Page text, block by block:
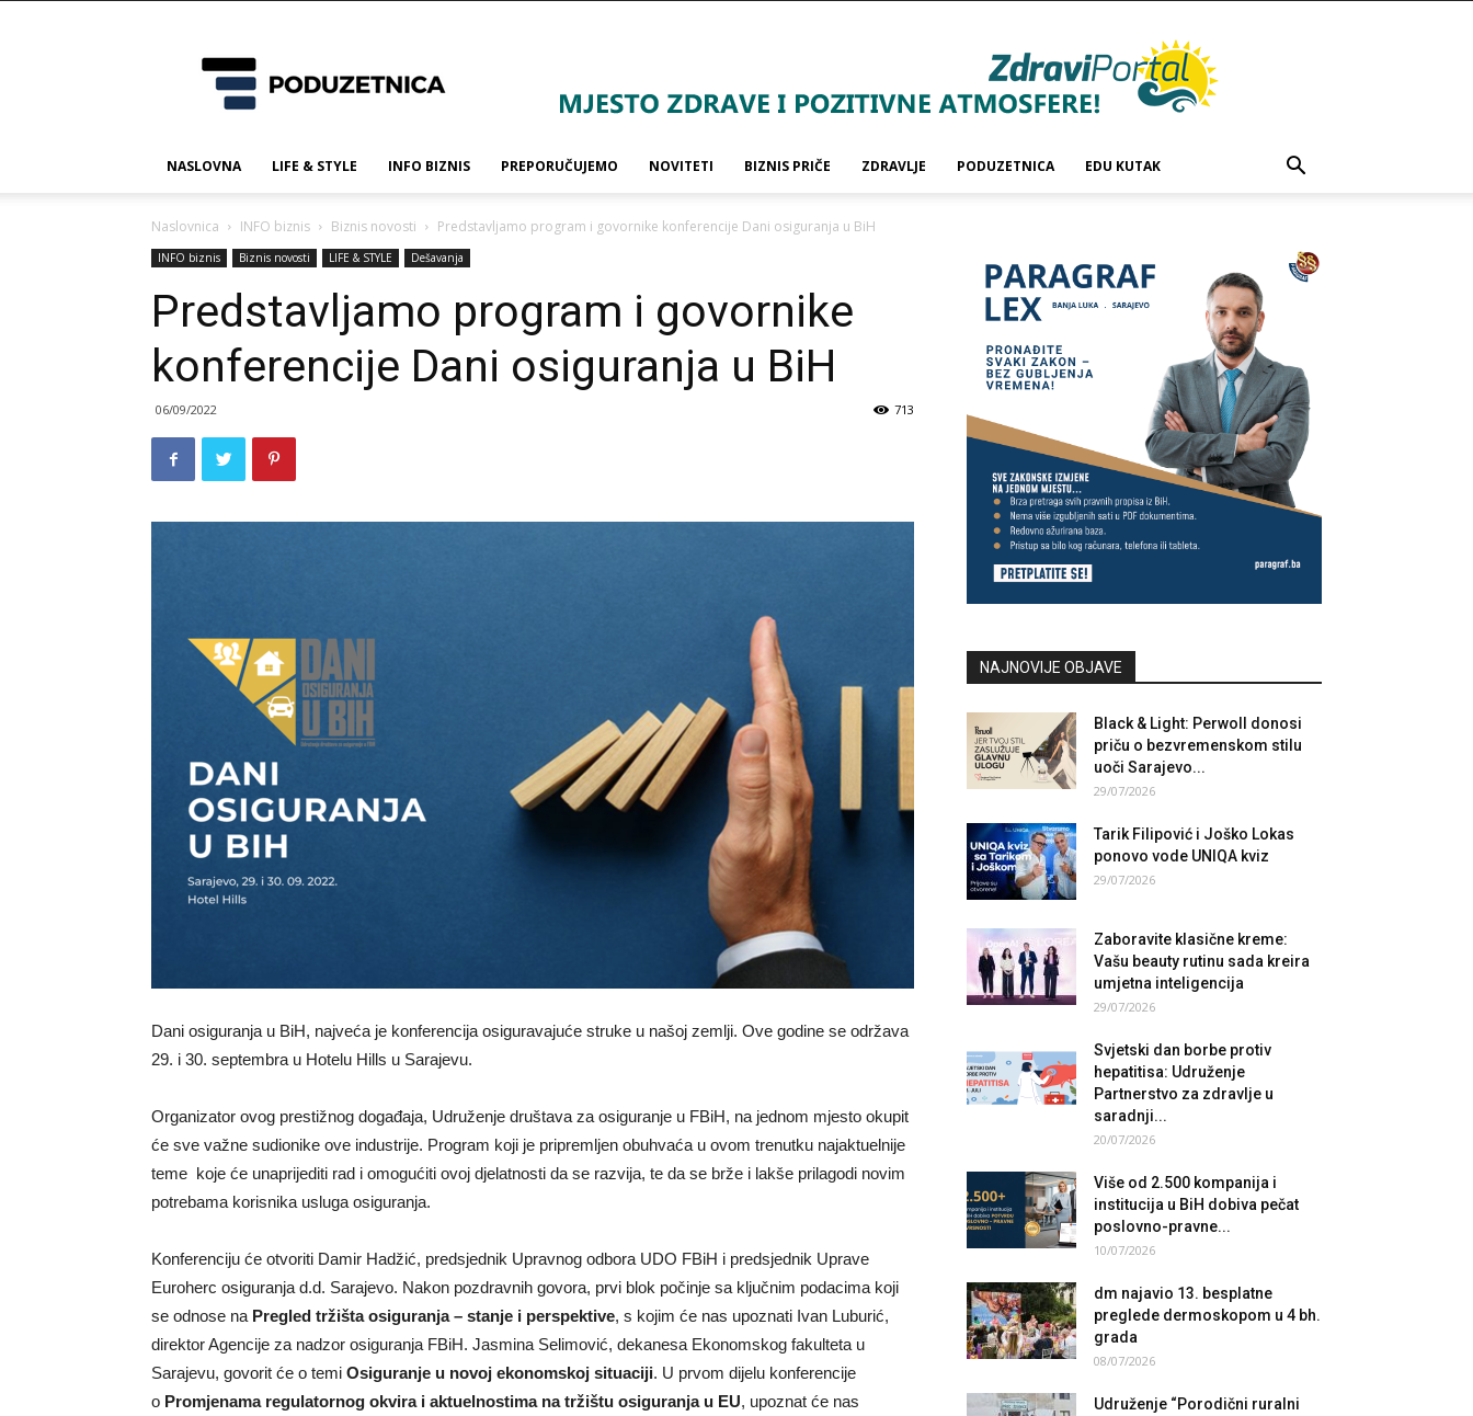
NASLOVNA LIFE & STYLE INFO BIZNIS PREPORUČUJEMO NOVITETI BIZNIS PRIČE ZDRAVLJE PODUZETNICA EDU KUTAK
Naslovnica INFO biznis Biznis novosti Predstavljamo program i govornike konferencije Dani osiguranja u BiH
INFO biznis Biznis novosti LIFE & STYLE Dešavanja
Predstavljamo program i govornike
konferencije Dani osiguranja u BiH
06/09/2022 713
Dani osiguranja u BiH, najveća je konferencija osiguravajuće struke u našoj zemlji. Ove godine se održava
29. i 30. septembra u Hotelu Hills u Sarajevu.
Organizator ovog prestižnog događaja, Udruženje društava za osiguranje u FBiH, na jednom mjesto okupit
će sve važne sudionike ove industrije. Program koji je pripremljen obuhvaća u ovom trenutku najaktuelnije
teme koje će unaprijediti rad i omogućiti ovoj djelatnosti da se razvija, te da se brže i lakše prilagodi novim
potrebama korisnika usluga osiguranja.
Konferenciju će otvoriti Damir Hadžić, predsjednik Upravnog odbora UDO FBiH i predsjednik Uprave
Euroherc osiguranja d.d. Sarajevo. Nakon pozdravnih govora, prvi blok počinje sa ključnim podacima koji
se odnose na Pregled tržišta osiguranja – stanje i perspektive, s kojim će nas upoznati Ivan Luburić,
direktor Agencije za nadzor osiguranja FBiH. Jasmina Selimović, dekanesa Ekonomskog fakulteta u
Sarajevu, govorit će o temi Osiguranje u novoj ekonomskoj situaciji. U prvom dijelu konferencije
o Promjenama regulatornog okvira i aktuelnostima na tržištu osiguranja u EU, upoznat će nas
NAJNOVIJE OBJAVE
Black & Light: Perwoll donosi
priču o bezvremenskom stilu
uoči Sarajevo...
29/07/2026
Tarik Filipović i Joško Lokas
ponovo vode UNIQA kviz
29/07/2026
Zaboravite klasične kreme:
Vašu beauty rutinu sada kreira
umjetna inteligencija
29/07/2026
Svjetski dan borbe protiv
hepatitisa: Udruženje
Partnerstvo za zdravlje u
saradnji...
20/07/2026
Više od 2.500 kompanija i
institucija u BiH dobiva pečat
poslovno-pravne...
10/07/2026
dm najavio 13. besplatne
preglede dermoskopom u 4 bh.
grada
08/07/2026
Udruženje “Porodični ruralni